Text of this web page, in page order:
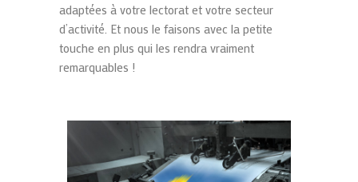
adaptées à votre lectorat et votre secteur
d’activité. Et nous le faisons avec la petite
touche en plus qui les rendra vraiment
remarquables !